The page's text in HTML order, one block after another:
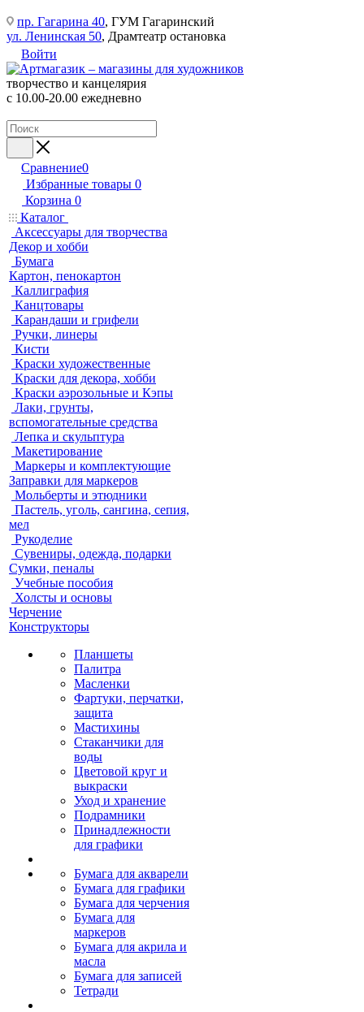
пр. Гагарина 40, ГУМ Гагаринский
ул. Ленинская 50, Драмтеатр остановка
Войти
творчество и канцелярия
с 10.00-20.00 ежедневно
Сравнение0
Избранные товары 0
Корзина 0
Каталог
Аксессуары для творчества
Декор и хобби
Бумага
Картон, пенокартон
Каллиграфия
Канцтовары
Карандаши и грифели
Ручки, линеры
Кисти
Краски художественные
Краски для декора, хобби
Краски аэрозольные и Кэпы
Лаки, грунты,
вспомогательные средства
Лепка и скульптура
Макетирование
Маркеры и комплектующие
Заправки для маркеров
Мольберты и этюдники
Пастель, уголь, сангина, сепия,
мел
Рукоделие
Сувениры, одежда, подарки
Сумки, пеналы
Учебные пособия
Холсты и основы
Черчение
Конструкторы
Планшеты
Палитра
Масленки
Фартуки, перчатки,
защита
Мастихины
Стаканчики для
воды
Цветовой круг и
выкраски
Уход и хранение
Подрамники
Принадлежности
для графики
Бумага для акварели
Бумага для графики
Бумага для черчения
Бумага для
маркеров
Бумага для акрила и
масла
Бумага для записей
Тетради